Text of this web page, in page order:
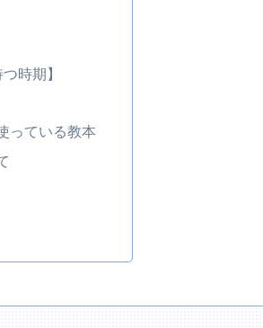
時期】
っている教本